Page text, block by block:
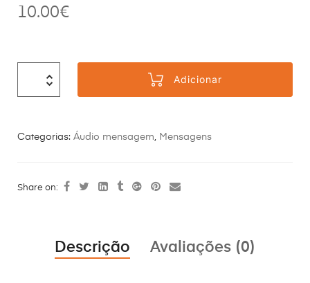
10.00€
Adicionar
Categorias: Áudio mensagem, Mensagens
Share on:
Descrição Avaliações (0)